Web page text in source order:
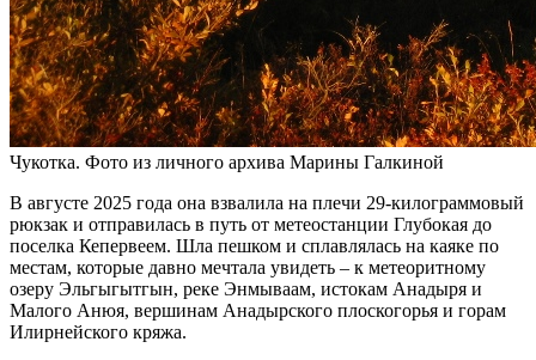
Чукотка. Фото из личного архива Марины Галкиной
В августе 2025 года она взвалила на плечи 29-килограммовый
рюкзак и отправилась в путь от метеостанции Глубокая до
поселка Кепервеем. Шла пешком и сплавлялась на каяке по
местам, которые давно мечтала увидеть – к метеоритному
озеру Эльгыгытгын, реке Энмываам, истокам Анадыря и
Малого Анюя, вершинам Анадырского плоскогорья и горам
Илирнейского кряжа.